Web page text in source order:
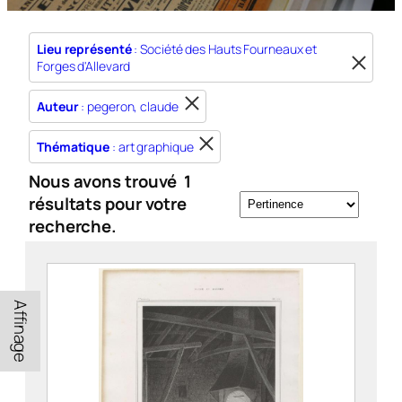
Lieu représenté: Société des Hauts Fourneaux et
Forges d'Allevard
Auteur: pegeron, claude
Thématique : art graphique
Nous avons trouvé 1
résultats pour votre
recherche.
Affinage